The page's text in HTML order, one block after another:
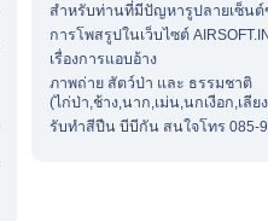
สำหรับท่านที่มีปัญหารูปลายเซ็น
การโพสรูปในเว็บไซต์
เรื่องการแอบอ้าง
ภาพถ่าย สัตว์ป่า และ ธรรมชาติ
(ไก่ป่า,ช้าง,นาก,เม่น,นกเงือก,เลีย
รับทำสีปืน บีบีกัน สนใจโทร 085-